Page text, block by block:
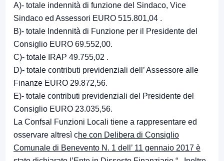
A)- totale indennità di funzione del Sindaco, Vice
Sindaco ed Assessori EURO 515.801,04 .
B)- totale Indennità di Funzione per il Presidente del
Consiglio EURO 69.552,00.
C)- totale IRAP 49.755,02 .
D)- totale contributi previdenziali dell’ Assessore alle
Finanze EURO 29.872,56.
E)- totale contributi previdenziali del Presidente del
Consiglio EURO 23.035,56.
La Confsal Funzioni Locali tiene a rappresentare ed
osservare altresì che con Delibera di Consiglio
Comunale di Benevento N. 1 dell’ 11 gennaio 2017 è